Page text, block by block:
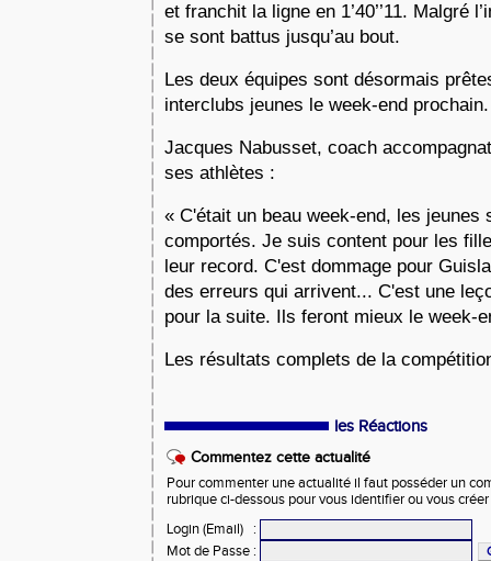
et franchit la ligne en 1’40’’11. Malgré
se sont battus jusqu’au bout.
Les deux équipes sont désormais
interclubs jeunes le week-end prochain.
Jacques Nabusset, coach
ses athlètes :
« C'était un beau week-end, les jeunes
comportés. Je suis content pour les
leur record. C'est dommage pour
des erreurs qui arrivent... C'est une
pour la suite. Ils feront mieux le week-
Les résultats complets de la
les Réactions
Commentez cette actualité
Pour commenter une actualité il faut posséder un
rubrique ci-dessous pour vous identifier ou vous
Login (Email)
:
Mot de Passe :